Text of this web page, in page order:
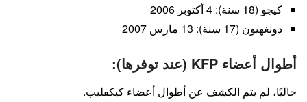
كيجو (18 سنة): 4 أكتوبر 2006
دونغهيون (17 سنة): 13 مارس 2007
أطوال أعضاء KFP (عند توفرها):
حاليًا، لم يتم الكشف عن أطوال أعضاء كيكفليب.